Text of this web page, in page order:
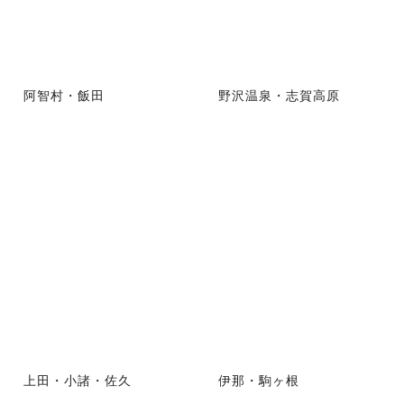
阿智村・飯田 野沢温泉・志賀高原
上田・小諸・佐久 伊那・駒ヶ根